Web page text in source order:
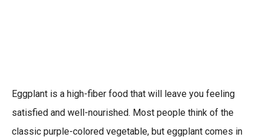
Eggplant is a high-fiber food that will leave you feeling
satisfied and well-nourished. Most people think of the
classic purple-colored vegetable, but eggplant comes in